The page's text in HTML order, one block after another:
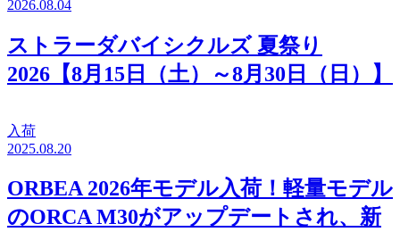
2026.08.04
ストラーダバイシクルズ 夏祭り
2026【8月15日（土）～8月30日（日）】
入荷
2025.08.20
ORBEA 2026年モデル入荷！軽量モデル
のORCA M30がアップデートされ、新